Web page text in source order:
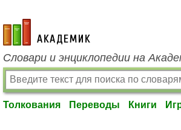
academic.ru
Словари и энциклопедии на
Толкования Переводы Книги